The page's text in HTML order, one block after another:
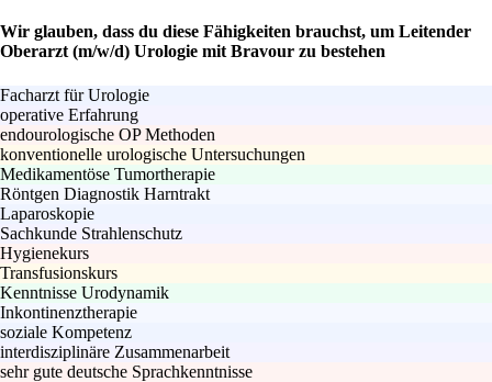
Wir glauben, dass du diese Fähigkeiten brauchst, um Leitender
Oberarzt (m/w/d) Urologie mit Bravour zu bestehen
Facharzt für Urologie
operative Erfahrung
endourologische OP Methoden
konventionelle urologische Untersuchungen
Medikamentöse Tumortherapie
Röntgen Diagnostik Harntrakt
Laparoskopie
Sachkunde Strahlenschutz
Hygienekurs
Transfusionskurs
Kenntnisse Urodynamik
Inkontinenztherapie
soziale Kompetenz
interdisziplinäre Zusammenarbeit
sehr gute deutsche Sprachkenntnisse